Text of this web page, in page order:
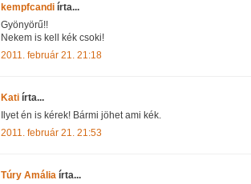
kempfcandi írta...
Gyönyörű!!
Nekem is kell kék csoki!
2011. február 21. 21:18
Kati írta...
Ilyet én is kérek! Bármi jöhet ami kék.
2011. február 21. 21:53
Túry Amália írta...